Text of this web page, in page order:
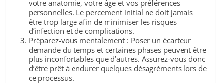
votre anatomie, votre âge et vos préférences
personnelles. Le percement initial ne doit jamais
être trop large afin de minimiser les risques
d’infection et de complications.
Préparez-vous mentalement : Poser un écarteur
demande du temps et certaines phases peuvent être
plus inconfortables que d’autres. Assurez-vous donc
d’être prêt à endurer quelques désagréments lors de
ce processus.